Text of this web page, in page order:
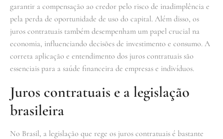
garantir a compensação ao credor pelo risco de inadimplência e
pela perda de oportunidade de uso do capital. Além disso, os
juros contratuais também desempenham um papel crucial na
economia, influenciando decisões de investimento e consumo. A
correta aplicação e entendimento dos juros contratuais são
essenciais para a saúde financeira de empresas e indivíduos.
Juros contratuais e a legislação
brasileira
No Brasil, a legislação que rege os juros contratuais é bastante